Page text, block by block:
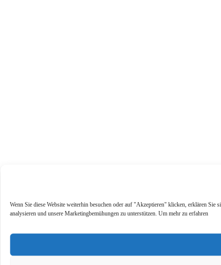
Wenn Sie diese Website weiterhin besuchen oder auf "Akzeptieren" klicken, erklären Sie
analysieren und unsere Marketingbemühungen zu unterstützen. Um mehr zu erfahren